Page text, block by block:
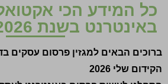
כל המידע הכי
באינטרנט בשנת 2026 בעידן ה AI
ברוכים הבאים למגזין פרסום עסקים
הקידום שלי 2026